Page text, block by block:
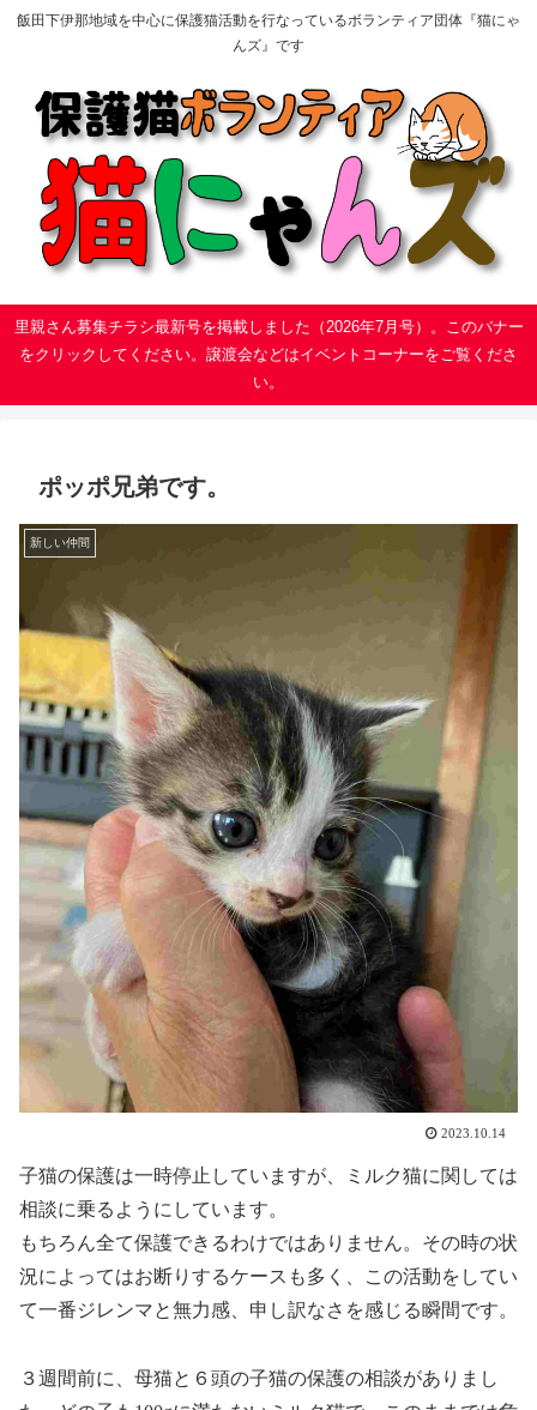
飯田下伊那地域を中心に保護猫活動を行なっているボランティア団体『猫にゃ
んズ』です
里親さん募集チラシ最新号を掲載しました（2026年7月号）。このバナー
をクリックしてください。譲渡会などはイベントコーナーをご覧くださ
い。
ポッポ兄弟です。
新しい仲間
2023.10.14
子猫の保護は一時停止していますが、ミルク猫に関しては
相談に乗るようにしています。
もちろん全て保護できるわけではありません。その時の状
況によってはお断りするケースも多く、この活動をしてい
て一番ジレンマと無力感、申し訳なさを感じる瞬間です。
３週間前に、母猫と６頭の子猫の保護の相談がありまし